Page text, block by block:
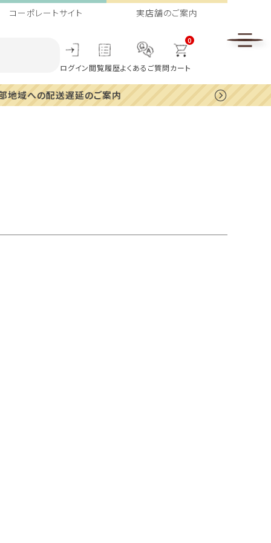
コーポレートサイト 実店舗のご案内
ログイン閲覧履歴よくあるご質問
0
カート